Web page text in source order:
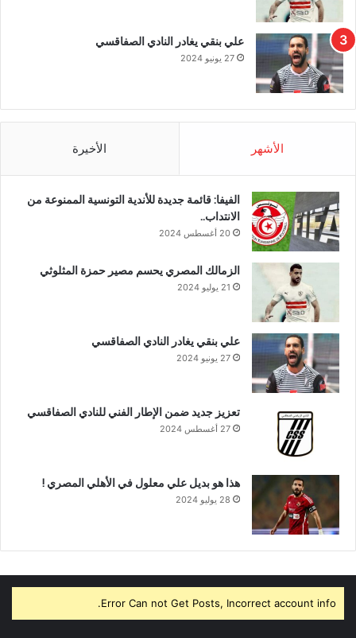
علي بنقي يغادر النادي الصفاقسي
27 يونيو 2024
الأشهر الأخيرة
الفيفا: قائمة جديدة للأندية التونسية الممنوعة من
الانتداب..
20 أغسطس 2024
الزمالك المصري يحسم مصير حمزة المثلوثي
21 يوليو 2024
علي بنقي يغادر النادي الصفاقسي
27 يونيو 2024
تعزيز جديد ضمن الإطار الفني للنادي الصفاقسي
27 أغسطس 2024
هذا هو بديل علي معلول في الأهلي المصري !
28 يوليو 2024
Error Can not Get Posts, Incorrect account info.